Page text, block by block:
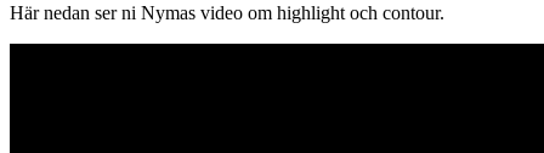
Här nedan ser ni Nymas video om highlight och contour.